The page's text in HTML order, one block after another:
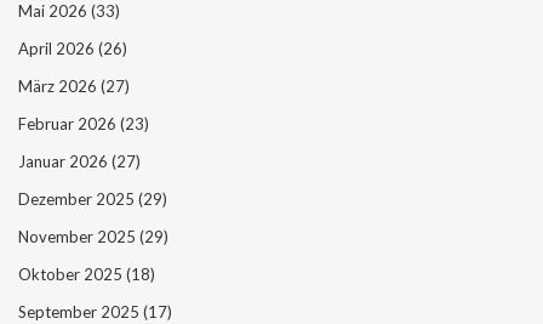
Mai 2026 (33)
April 2026 (26)
März 2026 (27)
Februar 2026 (23)
Januar 2026 (27)
Dezember 2025 (29)
November 2025 (29)
Oktober 2025 (18)
September 2025 (17)